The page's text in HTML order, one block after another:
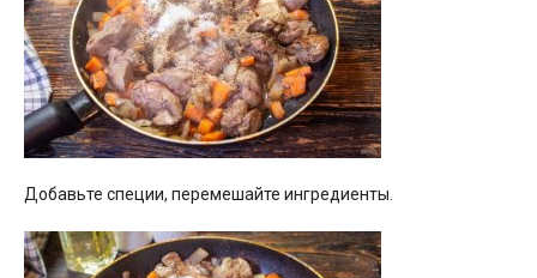
Добавьте специи, перемешайте ингредиенты.